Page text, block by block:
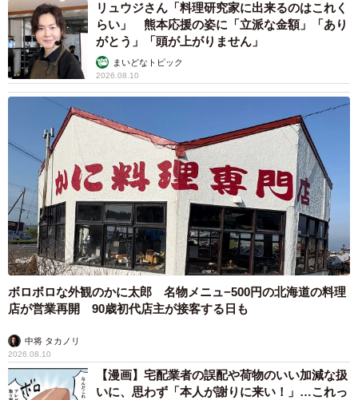
リュウジさん「料理研究家に出来るのはこれく
らい」 熊本応援の姿に「立派な金額」「あり
がとう」「頭が上がりません」
まいどなトピック
2026.08.10
ボロボロな外観のかに太郎 名物メニュ−500円の北海道の料理
店が営業再開 90歳初代店主が接客する日も
中将 タカノリ
2026.08.10
【漫画】宅配業者の誤配や荷物のいい加減な扱
いに、思わず「本人が謝りに来い！」…これっ